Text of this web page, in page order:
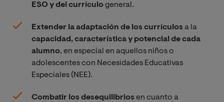
ESO y del currículogeneral.
Extender la adaptación de los currículos a la
capacidad, característica y potencial de cada
alumno, en especial en aquellos niños o
adolescentes con Necesidades Educativas
Especiales (NEE).
Combatir los desequilibrios en cuanto a